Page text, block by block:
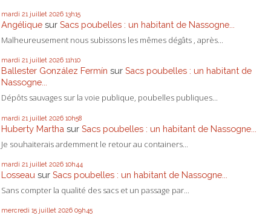
mardi 21 juillet 2026 13h15
Angélique sur Sacs poubelles : un habitant de Nassogne...
Malheureusement nous subissons les mêmes dégâts , après...
mardi 21 juillet 2026 11h10
Ballester González Fermín sur Sacs poubelles : un habitant de
Nassogne...
Dépôts sauvages sur la voie publique, poubelles publiques...
mardi 21 juillet 2026 10h58
Huberty Martha sur Sacs poubelles : un habitant de Nassogne...
Je souhaiterais ardemment le retour au containers...
mardi 21 juillet 2026 10h44
Losseau sur Sacs poubelles : un habitant de Nassogne...
Sans compter la qualité des sacs et un passage par...
mercredi 15 juillet 2026 09h45